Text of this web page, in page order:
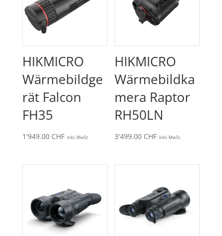
HIKMICRO
Wärmebildge
rät Falcon
FH35
1'949.00 CHF inkl. MwSt.
HIKMICRO
Wärmebildka
mera Raptor
RH50LN
3'499.00 CHF inkl. MwSt.